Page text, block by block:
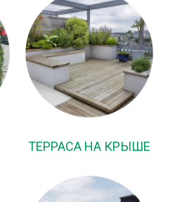
ТЕРРАСА НА КРЫШЕ